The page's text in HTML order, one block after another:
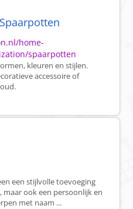
home-
spaarpotten
kleuren en stijlen.
accessoire of
een stijlvolle toevoeging
ook een persoonlijk en
met naam ...